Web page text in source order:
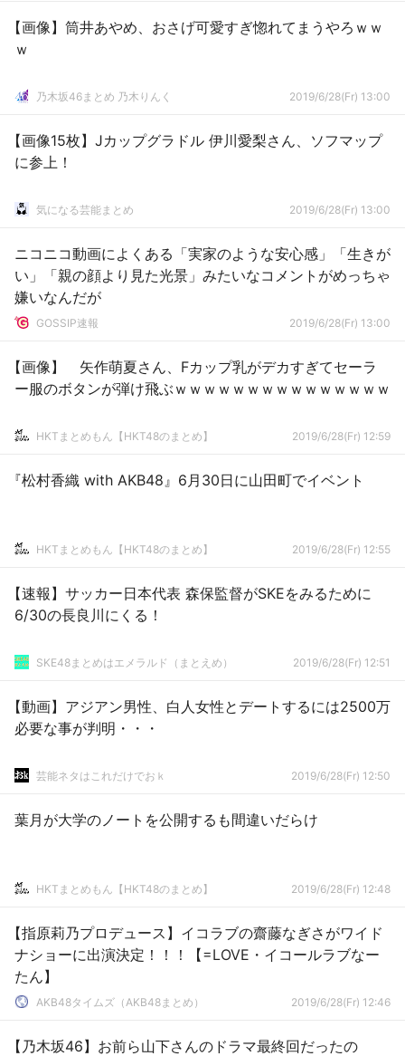
【画像】筒井あやめ、おさげ可愛すぎ惚れてまうやろｗｗ
ｗ
乃木坂46まとめ 乃木りんく 2019/6/28(Fr) 13:00
【画像15枚】Jカップグラドル 伊川愛梨さん、ソフマップ
に参上！
気になる芸能まとめ 2019/6/28(Fr) 13:00
ニコニコ動画によくある「実家のような安心感」「生きが
い」「親の顔より見た光景」みたいなコメントがめっちゃ
嫌いなんだが
GOSSIP速報 2019/6/28(Fr) 13:00
【画像】 矢作萌夏さん、Fカップ乳がデカすぎてセーラ
ー服のボタンが弾け飛ぶｗｗｗｗｗｗｗｗｗｗｗｗｗｗｗ
HKTまとめもん【HKT48のまとめ】 2019/6/28(Fr) 12:59
『松村香織 with AKB48』6月30日に山田町でイベント
HKTまとめもん【HKT48のまとめ】 2019/6/28(Fr) 12:55
【速報】サッカー日本代表 森保監督がSKEをみるために
6/30の長良川にくる！
SKE48まとめはエメラルド（まとえめ） 2019/6/28(Fr) 12:51
【動画】アジアン男性、白人女性とデートするには2500万
必要な事が判明・・・
芸能ネタはこれだけでおｋ 2019/6/28(Fr) 12:50
葉月が大学のノートを公開するも間違いだらけ
HKTまとめもん【HKT48のまとめ】 2019/6/28(Fr) 12:48
【指原莉乃プロデュース】イコラブの齋藤なぎさがワイド
ナショーに出演決定！！！【=LOVE・イコールラブなー
たん】
AKB48タイムズ（AKB48まとめ） 2019/6/28(Fr) 12:46
【乃木坂46】お前ら山下さんのドラマ最終回だったの